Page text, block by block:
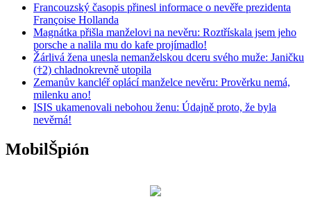
Francouzský časopis přinesl informace o nevěře prezidenta
Françoise Hollanda
Magnátka přišla manželovi na nevěru: Roztřískala jsem jeho
porsche a nalila mu do kafe projímadlo!
Žárlivá žena unesla nemanželskou dceru svého muže: Janičku
(†2) chladnokrevně utopila
Zemanův kancléř oplácí manželce nevěru: Prověrku nemá,
milenku ano!
ISIS ukamenovali nebohou ženu: Údajně proto, že byla
nevěrná!
MobilŠpión